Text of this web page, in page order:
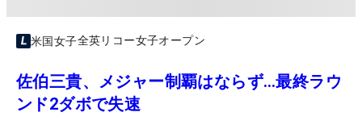
米国女子全英リコー女子オープン
佐伯三貴、メジャー制覇はならず…最終ラウ
ンド2ダボで失速